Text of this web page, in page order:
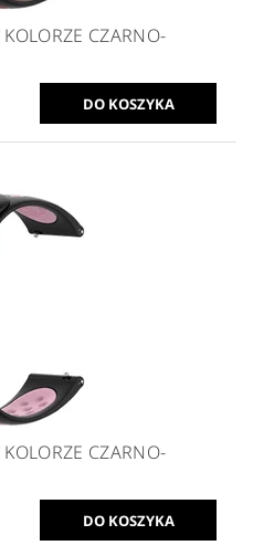
KOLORZE CZARNO-
KOLORZE CZARNO-